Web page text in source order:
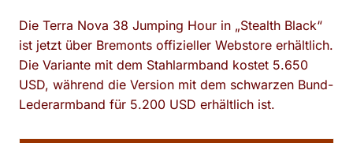
Die Terra Nova 38 Jumping Hour in „Stealth Black“
ist jetzt über Bremonts offizieller Webstore erhältlich.
Die Variante mit dem Stahlarmband kostet 5.650
USD, während die Version mit dem schwarzen Bund-
Lederarmband für 5.200 USD erhältlich ist.